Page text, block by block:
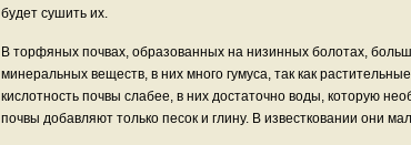
будет сушить их.
В торфяных почвах, образованных на низинных болотах,
минеральных веществ, в них много гумуса, так как
кислотность почвы слабее, в них достаточно воды, которую
почвы добавляют только песок и глину. В известковании они